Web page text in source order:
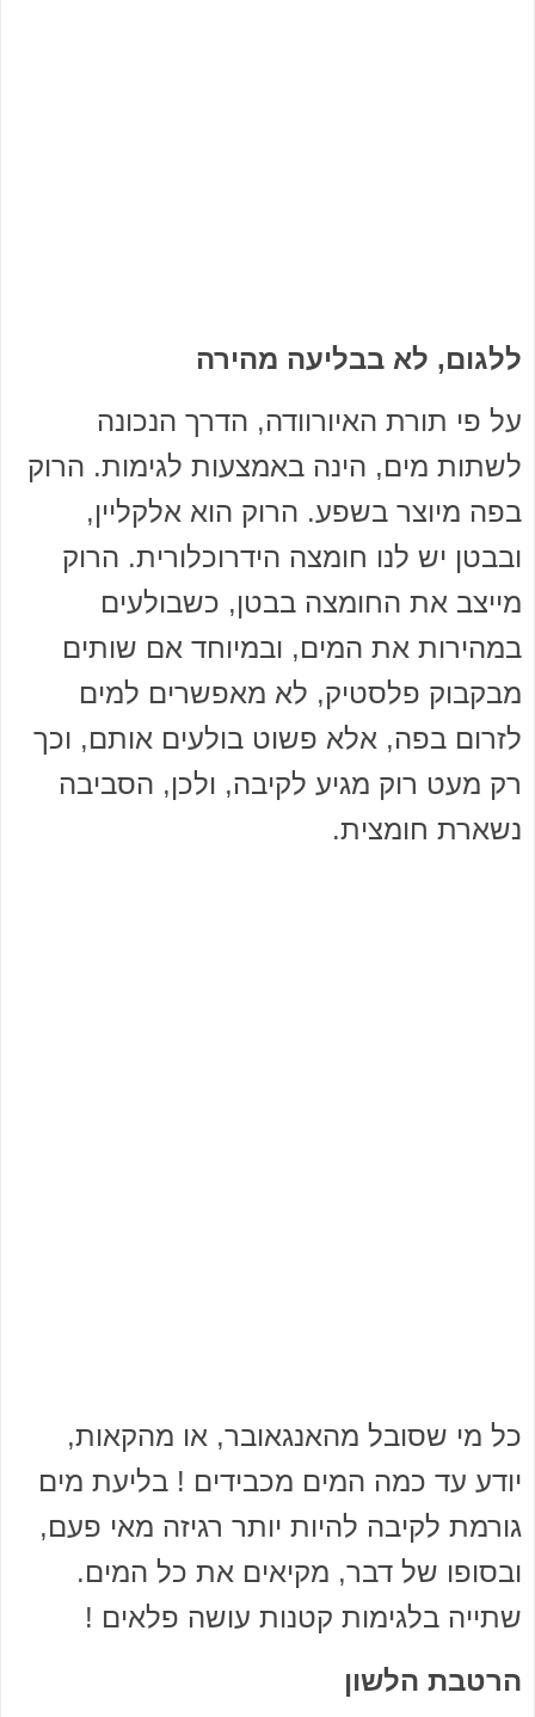
ללגום, לא בבליעה מהירה
על פי תורת האיורוודה, הדרך הנכונה
לשתות מים, הינה באמצעות לגימות. הרוק
בפה מיוצר בשפע. הרוק הוא אלקליין,
ובבטן יש לנו חומצה הידרוכלורית. הרוק
מייצב את החומצה בבטן, כשבולעים
במהירות את המים, ובמיוחד אם שותים
מבקבוק פלסטיק, לא מאפשרים למים
לזרום בפה, אלא פשוט בולעים אותם, וכך
רק מעט רוק מגיע לקיבה, ולכן, הסביבה
נשארת חומצית.
כל מי שסובל מהאנגאובר, או מהקאות,
יודע עד כמה המים מכבידים ! בליעת מים
גורמת לקיבה להיות יותר רגיזה מאי פעם,
ובסופו של דבר, מקיאים את כל המים.
שתייה בלגימות קטנות עושה פלאים !
הרטבת הלשון